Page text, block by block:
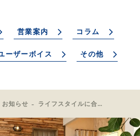
営業案内 コラム
ーザーボイス その他
お知らせ ライフスタイルに合わせて無理なく通える！